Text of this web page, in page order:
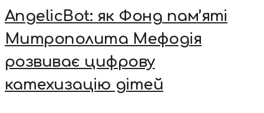
AngelicBot: як Фонд пам’яті
Митрополита Мефодія
розвиває цифрову
катехизацію дітей